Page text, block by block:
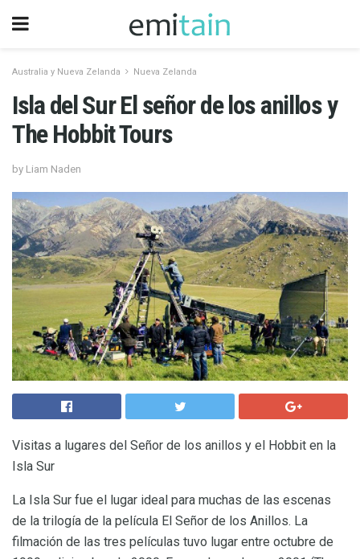
Australia y Nueva Zelanda Nueva Zelanda
Isla del Sur El señor de los anillos y
The Hobbit Tours
by Liam Naden
Visitas a lugares del Señor de los anillos y el Hobbit en la
Isla Sur
La Isla Sur fue el lugar ideal para muchas de las escenas
de la trilogía de la película El Señor de los Anillos. La
filmación de las tres películas tuvo lugar entre octubre de